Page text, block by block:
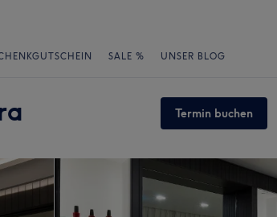
SALE % UNSER BLOG
Termin buchen